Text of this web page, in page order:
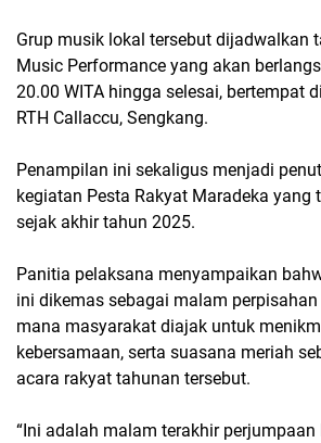
Grup musik lokal tersebut dijadwalkan
Music Performance yang akan
20.00 WITA hingga selesai, bertempat
RTH Callaccu, Sengkang.
Penampilan ini sekaligus menjadi
kegiatan Pesta Rakyat Maradeka yang
sejak akhir tahun 2025.
Panitia pelaksana menyampaikan
ini dikemas sebagai malam perpisahan
mana masyarakat diajak untuk
kebersamaan, serta suasana meriah
acara rakyat tahunan tersebut.
“Ini adalah malam terakhir perjumpaan